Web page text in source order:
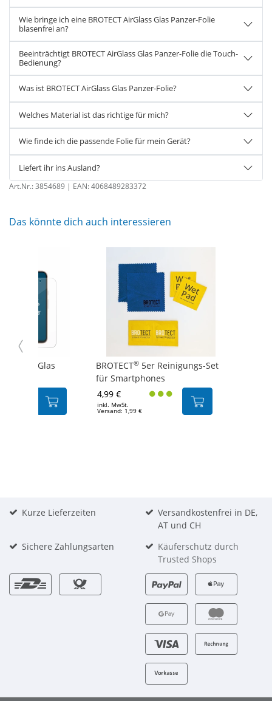
Wie bringe ich eine BROTECT AirGlass Glas Panzer-Folie
blasenfrei an?
Beeinträchtigt BROTECT AirGlass Glas Panzer-Folie die Touch-
Bedienung?
Was ist BROTECT AirGlass Glas Panzer-Folie?
Welches Material ist das richtige für mich?
Wie finde ich die passende Folie für mein Gerät?
Liefert ihr ins Ausland?
Art.Nr.:3854689 | EAN:4068489283372
Das könnte dich auch interessieren
AirGlass Glas
BROTECT® 5er Reinigungs-Set
für Smartphones
4,99 €
inkl. MwSt.
Versand: 1,99 €
Kurze Lieferzeiten
Versandkostenfrei in DE,
AT und CH
Sichere Zahlungsarten
Käuferschutz durch
Trusted Shops